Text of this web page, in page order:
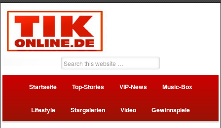
Startseite Top-Stories VIP-News Music-Box
Lifestyle Stargalerien Video Gewinnspiele